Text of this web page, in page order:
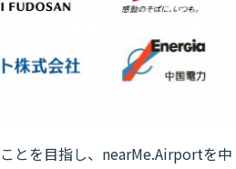
とを目指し、nearMe.Airportを中